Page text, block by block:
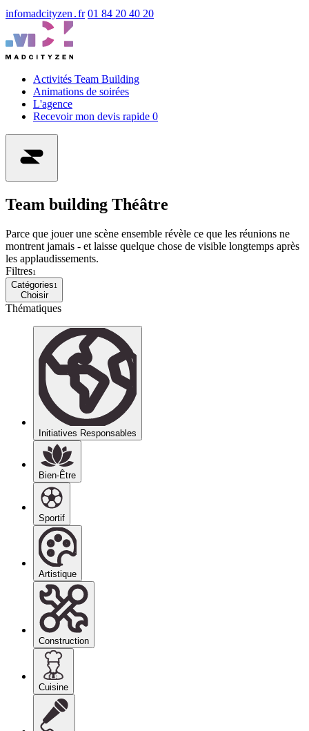
infomadcityzen․fr 01 84 20 40 20
Activités Team Building
Animations de soirées
L'agence
Recevoir mon devis rapide 0
Team building Théâtre
Parce que jouer une scène ensemble révèle ce que les réunions ne
montrent jamais - et laisse quelque chose de visible longtemps après
les applaudissements.
Filtres1
Catégories1
Choisir
Thématiques
Initiatives Responsables
Bien-Être
Sportif
Artistique
Construction
Cuisine